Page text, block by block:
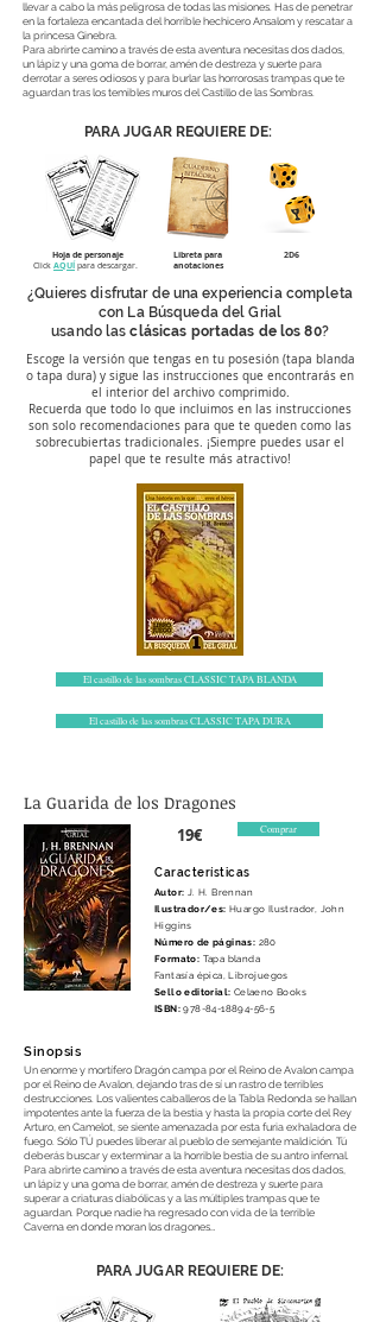
llevar a cabo la más peligrosa de todas las misiones. Has de penetrar
en la fortaleza encantada del horrible hechicero Ansalom y rescatar a
la princesa Ginebra.
Para abrirte camino a través de esta aventura necesitas dos dados,
un lápiz y una goma de borrar, amén de destreza y suerte para
derrotar a seres odiosos y para burlar las horrorosas trampas que te
aguardan tras los temibles muros del Castillo de las Sombras.
PARA JUGAR REQUIERE DE:
Hoja de personaje
Libreta para
anotaciones
Click AQUÍ para descargar.
2D6
¿Quieres disfrutar de una experiencia completa
con La Búsqueda del Grial
usando lasclásicas portadas de los 80?
Escoge la versión que tengas en tu posesión (tapa blanda
o tapa dura) y sigue las instrucciones que encontrarás en
el interior del archivo comprimido.
Recuerda que todo lo que incluimos en las instrucciones
son solo recomendaciones para que te queden como las
sobrecubiertas tradicionales. ¡Siempre puedes usar el
papel que te resulte más atractivo!
El castillo de las sombras CLASSIC TAPA BLANDA
El castillo de las sombras CLASSIC TAPA DURA
La Guarida de los Dragones
19€ Comprar
Características
Autor: J. H. Brennan
Ilustrador/es: Huargo Ilustrador, John
Higgins
Número de páginas: 280
Formato: Tapa blanda
Fantasía épica, Librojuegos
Sello editorial: Celaeno Books
ISBN:978-84-18894-56-5
Sinopsis
Un enorme y mortífero Dragón campa por el Reino de Avalon campa
por el Reino de Avalon, dejando tras de sí un rastro de terribles
destrucciones. Los valientes caballeros de la Tabla Redonda se hallan
impotentes ante la fuerza de la bestia y hasta la propia corte del Rey
Arturo, en Camelot, se siente amenazada por esta furia exhaladora de
fuego. Sólo TÚ puedes liberar al pueblo de semejante maldición. Tú
deberás buscar y exterminar a la horrible bestia de su antro infernal.
Para abrirte camino a través de esta aventura necesitas dos dados,
un lápiz y una goma de borrar, amén de destreza y suerte para
superar a criaturas diabólicas y a las múltiples trampas que te
aguardan. Porque nadie ha regresado con vida de la terrible
Caverna en donde moran los dragones…
PARA JUGAR REQUIERE DE: